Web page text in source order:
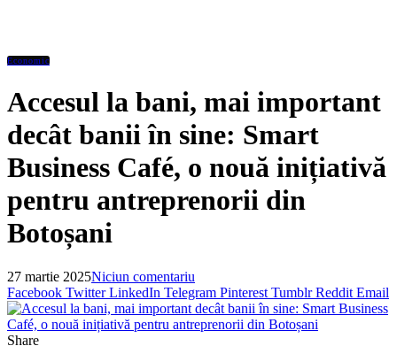
Accesul la bani, mai important
decât banii în sine: Smart
Business Café, o nouă inițiativă
pentru antreprenorii din
Botoșani
Facebook Twitter LinkedIn Telegram
Share
Facebook